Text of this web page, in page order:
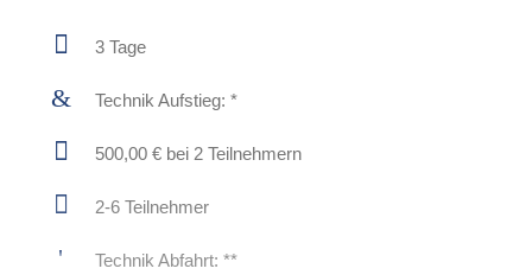
3 Tage
Technik Aufstieg: *
500,00 € bei 2 Teilnehmern
2-6 Teilnehmer
Technik Abfahrt: **